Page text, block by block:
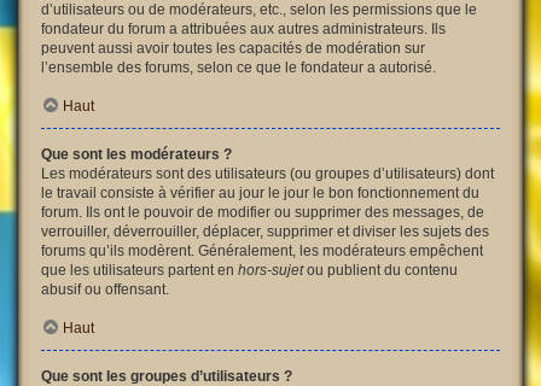
d’utilisateurs ou de modérateurs, etc., selon les permissions que le
fondateur du forum a attribuées aux autres administrateurs. Ils
peuvent aussi avoir toutes les capacités de modération sur
l’ensemble des forums, selon ce que le fondateur a autorisé.
Haut
Que sont les modérateurs ?
Les modérateurs sont des utilisateurs (ou groupes d’utilisateurs) dont
le travail consiste à vérifier au jour le jour le bon fonctionnement du
forum. Ils ont le pouvoir de modifier ou supprimer des messages, de
verrouiller, déverrouiller, déplacer, supprimer et diviser les sujets des
forums qu’ils modèrent. Généralement, les modérateurs empêchent
que les utilisateurs partent en hors-sujetou publient du contenu
abusif ou offensant.
Haut
Que sont les groupes d’utilisateurs ?